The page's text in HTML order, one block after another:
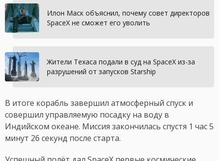
Илон Маск объяснил, почему совет директоров
SpaceX не сможет его уволить
Жители Техаса подали в суд на SpaceX из-за
разрушений от запусков Starship
В итоге корабль завершил атмосферный спуск и
совершил управляемую посадку на воду в
Индийском океане. Миссия закончилась спустя 1 час 5
минут 26 секунд после старта.